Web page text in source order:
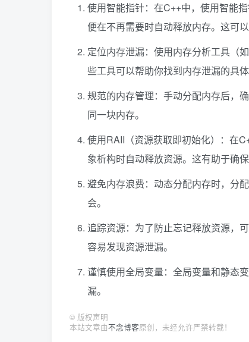
使用智能指针：在C++中，使用智能
便在不再需要时自动释放内存。这可
定位内存泄漏：使用内存分析工具（
些工具可以帮助你找到内存泄漏的具体
规范的内存管理：手动分配内存后，
同一块内存。
使用RAII（资源获取即初始化）：在
象析构时自动释放资源。这有助于确
避免内存浪费：动态分配内存时，分
会。
追踪资源：为了防止忘记释放资源，
容易发现资源泄漏。
谨慎使用全局变量：全局变量和静态
漏。
© 版权声明
本站文章由不念博客原创，未经允许严禁转载！